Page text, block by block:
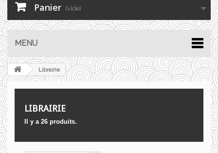
Panier (vide)
MENU
Librairie
LIBRAIRIE
Il y a 26 produits.